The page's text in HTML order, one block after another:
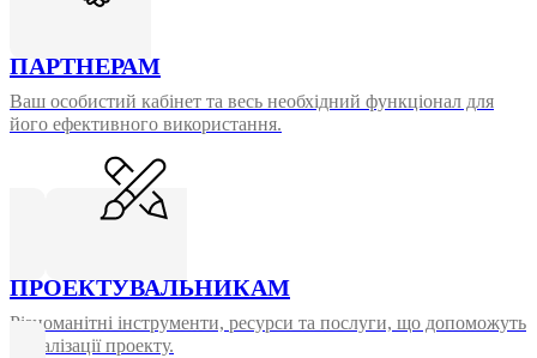
ПАРТНЕРАМ
Ваш особистий кабінет та весь необхідний функціонал для
його ефективного використання.
ПРОЕКТУВАЛЬНИКАМ
Різноманітні інструменти, ресурси та послуги, що допоможуть
у реалізації проекту.